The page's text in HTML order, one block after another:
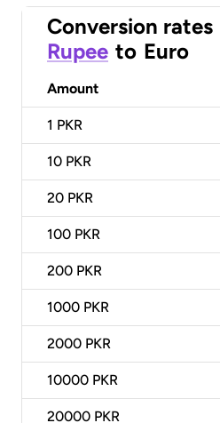
Conversion rates
Rupee to Euro
Amount
1 PKR
10 PKR
20 PKR
100 PKR
200 PKR
1000 PKR
2000 PKR
10000 PKR
20000 PKR